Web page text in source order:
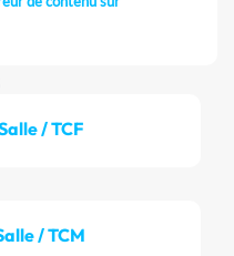
/ TCF
/ TCM